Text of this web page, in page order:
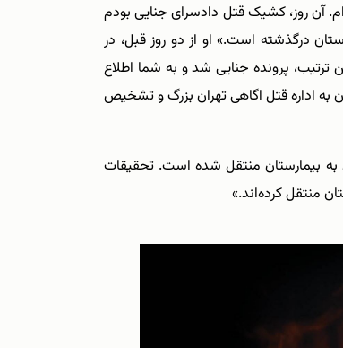
آن روز، کشیک قتل دادسرای جنایی بودم
درگذشته است.» او از دو روز قبل، در
پرونده جنایی شد و به شما اطلاع
به اداره قتل اگاهی تهران بزرگ و تشخیص
بیمارستان منتقل شده است. تحقیقات
منتقل کرد‌ه‌اند.»